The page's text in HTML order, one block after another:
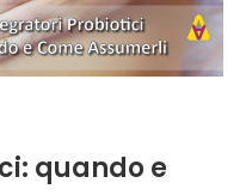
quando e